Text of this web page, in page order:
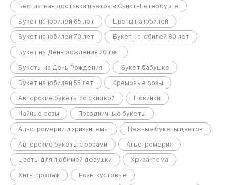
Бесплатная доставка цветов в Санкт-Петербурге
Букет на юбилей 65 лет
Цветы на юбилей
Букет на юбилей 70 лет
Букет на юбилей 80 лет
Букет на День рождения 20 лет
Букеты на День Рождения
Букет бабушке
Букет на юбилей 55 лет
Кремовые розы
Авторские букеты со скидкой
Новинки
Чайные розы
Праздничные букеты
Альстромерии и хризантемы
Нежные букеты цветов
Авторские букеты с розами
Альстромерия
Цветы для любимой девушки
Хризантема
Хиты продаж
Розы кустовые